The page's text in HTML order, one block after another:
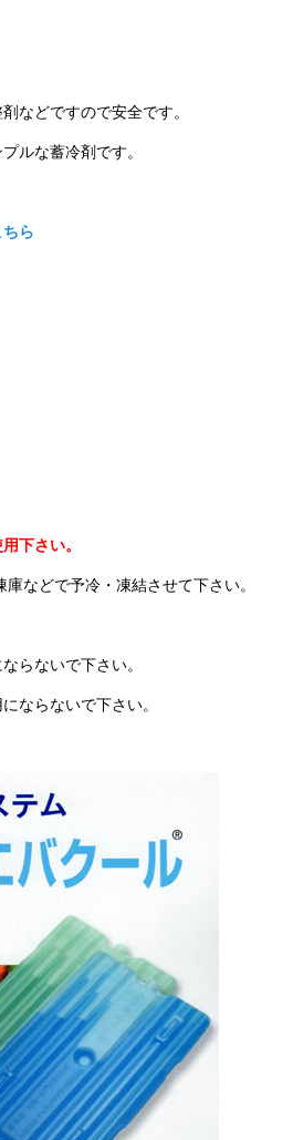
などですので安全です。
ルな蓄冷剤です。
ちら
下さい。
などで予冷・凍結させて下さい。
らないで下さい。
ならないで下さい。